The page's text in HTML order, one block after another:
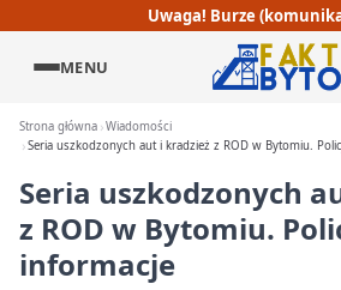
Uwaga! Burze
MENU
Strona główna Wiadomości
Seria uszkodzonych aut i kradzież z ROD w Bytomiu.
Seria uszkodzonych
z ROD w Bytomiu.
informacje